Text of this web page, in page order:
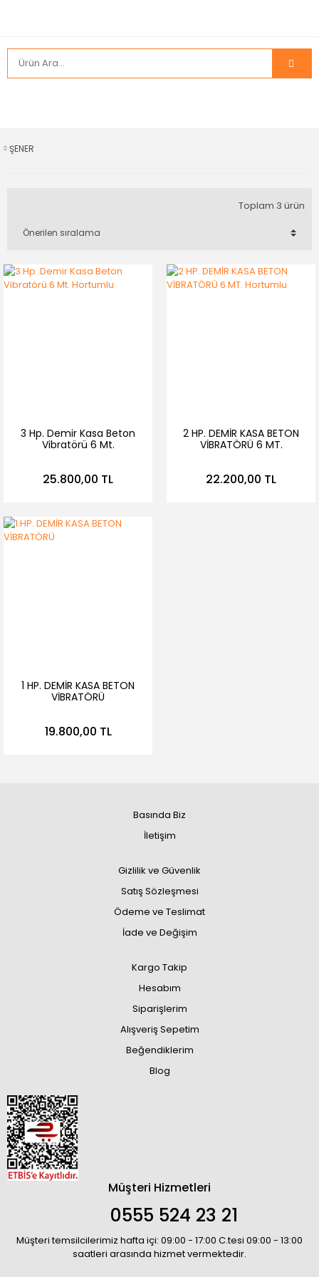
ŞENER
Toplam 3 ürün
3 Hp. Demir Kasa Beton
Vibratörü 6 Mt.
25.800,00 TL
2 HP. DEMİR KASA BETON
VİBRATÖRÜ 6 MT.
22.200,00 TL
1 HP. DEMİR KASA BETON
VİBRATÖRÜ
19.800,00 TL
Basında Biz
İletişim
Gizlilik ve Güvenlik
Satış Sözleşmesi
Ödeme ve Teslimat
İade ve Değişim
Kargo Takip
Hesabım
Siparişlerim
Alışveriş Sepetim
Beğendiklerim
Blog
Müşteri Hizmetleri
0555 524 23 21
Müşteri temsilcilerimiz hafta içi: 09:00 - 17:00 C.tesi 09:00 - 13:00
saatleri arasında hizmet vermektedir.